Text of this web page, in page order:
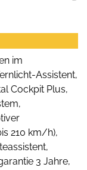
im
Assistent,
Cockpit Plus,
210 km/h),
3 Jahre,